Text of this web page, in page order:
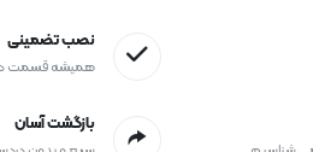
نصب تضمینی
همیشه قسمت
بازگشت آسان